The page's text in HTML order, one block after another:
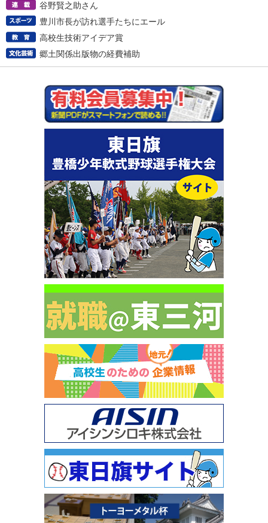
谷野賢之助さん
豊川市長が訪れ選手たちにエール
高校生技術アイデア賞
郷土関係出版物の経費補助